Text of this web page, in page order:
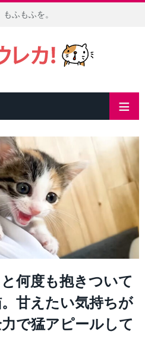
もふもふを。
何度も抱きついて
甘えたい気持ちが
で猛アピールして